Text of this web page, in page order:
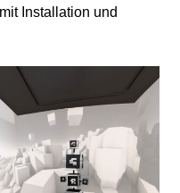
mit Installation und